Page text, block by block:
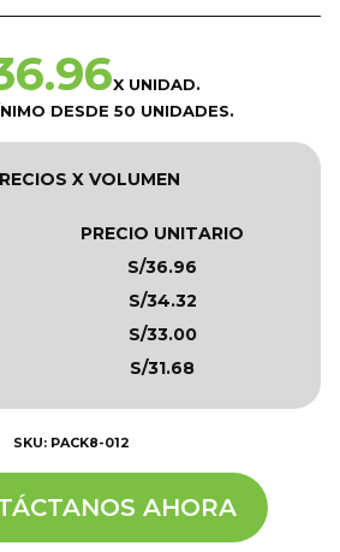
X UNIDAD.
DESDE 50 UNIDADES.
X VOLUMEN
PRECIO UNITARIO
S/36.96
S/34.32
S/33.00
S/31.68
SKU: PACK8-012
AHORA